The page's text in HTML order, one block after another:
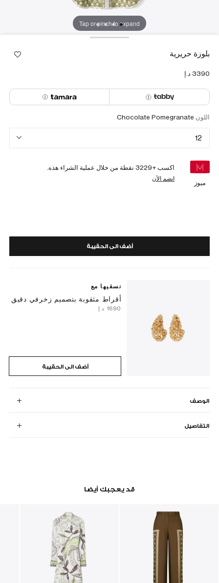
Tap or pinch to expand
بلوزة حريرية
اللون Chocolate Pomegranate
12
ميوز
اكسب +3229 نقطة من خلال عملية الشراء هذه.
انضم الآن
أضف الى الحقيبة
نسقيها مع
أقراط مثقوبة بتصميم زخرفي دقيق
أضف الى الحقيبة
الوصف
التفاصيل
قد يعجبك أيضا